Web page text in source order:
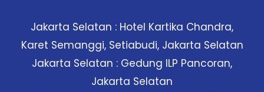
Jakarta Selatan : Hotel Kartika Chandra,
Karet Semanggi, Setiabudi, Jakarta Selatan
Jakarta Selatan : Gedung ILP Pancoran,
Jakarta Selatan